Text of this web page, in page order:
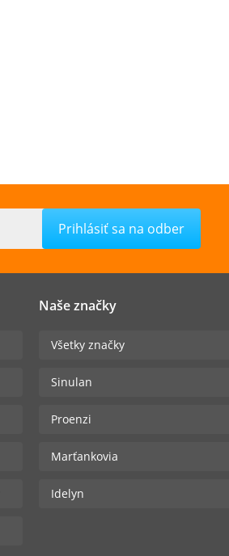
Naše značky
Všetky značky
Sinulan
Proenzi
Marťankovia
Idelyn